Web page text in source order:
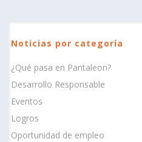
Noticias por categoría
¿Qué pasa en Pantaleon?
Desarrollo Responsable
Eventos
Logros
Oportunidad de empleo